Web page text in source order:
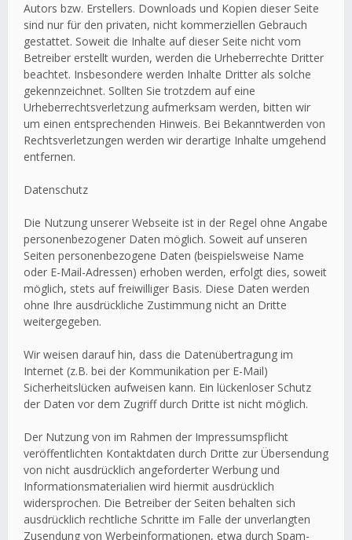
Autors bzw. Erstellers. Downloads und Kopien dieser Seite
sind nur für den privaten, nicht kommerziellen Gebrauch
gestattet. Soweit die Inhalte auf dieser Seite nicht vom
Betreiber erstellt wurden, werden die Urheberrechte Dritter
beachtet. Insbesondere werden Inhalte Dritter als solche
gekennzeichnet. Sollten Sie trotzdem auf eine
Urheberrechtsverletzung aufmerksam werden, bitten wir
um einen entsprechenden Hinweis. Bei Bekanntwerden von
Rechtsverletzungen werden wir derartige Inhalte umgehend
entfernen.
Datenschutz
Die Nutzung unserer Webseite ist in der Regel ohne Angabe
personenbezogener Daten möglich. Soweit auf unseren
Seiten personenbezogene Daten (beispielsweise Name
oder E-Mail-Adressen) erhoben werden, erfolgt dies, soweit
möglich, stets auf freiwilliger Basis. Diese Daten werden
ohne Ihre ausdrückliche Zustimmung nicht an Dritte
weitergegeben.
Wir weisen darauf hin, dass die Datenübertragung im
Internet (z.B. bei der Kommunikation per E-Mail)
Sicherheitslücken aufweisen kann. Ein lückenloser Schutz
der Daten vor dem Zugriff durch Dritte ist nicht möglich.
Der Nutzung von im Rahmen der Impressumspflicht
veröffentlichten Kontaktdaten durch Dritte zur Übersendung
von nicht ausdrücklich angeforderter Werbung und
Informationsmaterialien wird hiermit ausdrücklich
widersprochen. Die Betreiber der Seiten behalten sich
ausdrücklich rechtliche Schritte im Falle der unverlangten
Zusendung von Werbeinformationen, etwa durch Spam-